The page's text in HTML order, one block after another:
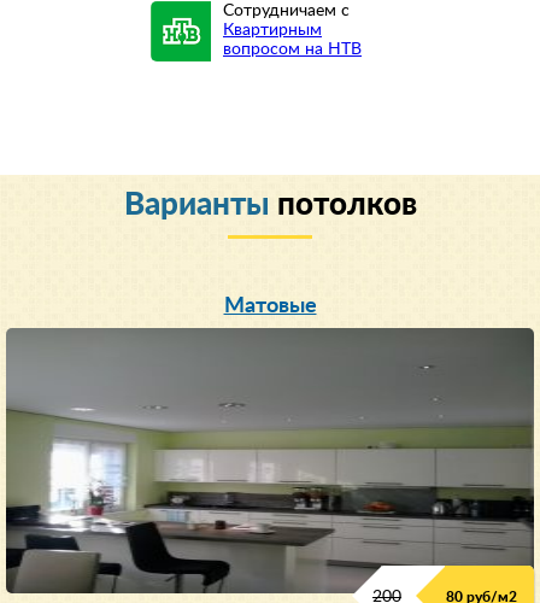
Сотрудничаем с
Квартирным
вопросом на НТВ
Варианты потолков
Матовые
200 80 руб/м2